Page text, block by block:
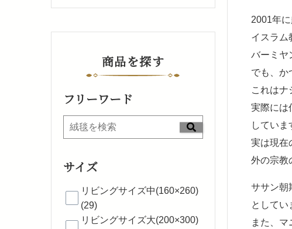
2001年
イスラム
バーミヤ
でも、か
これはナ
実際には
していま
実は現在
外の宗教
ササン朝
としてい
また、マ
商品を探す
フリーワード
サイズ
リビングサイズ中(160×260)
(29)
リビングサイズ大(200×300)